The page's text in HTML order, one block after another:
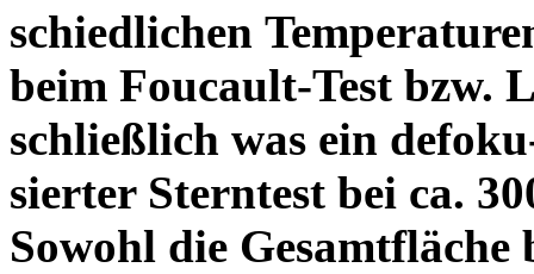
schiedlichen
beim Foucault-Test bzw.
schließlich was ein
sierter Sterntest bei ca.
Sowohl die